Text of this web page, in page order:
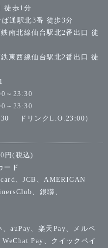
徒歩1分
通駅北3番 徒歩3分
南北線仙台駅北2番出口 徒
東西線仙台駅北2番出口 徒
～23:30
～23:30
ドリンクL.O.23:00）
円(税込)
ード
、JCB、AMERICAN
、銀聯、
、auPay、楽天Pay、メルペ
Pay、クイックペイ